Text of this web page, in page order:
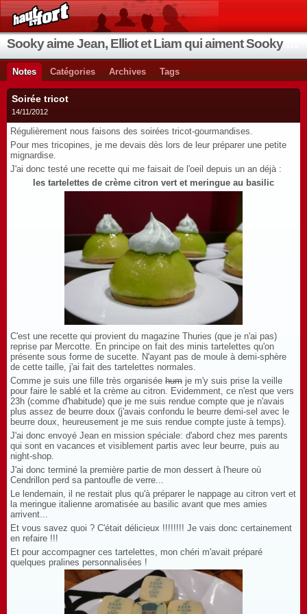
Notes Catégories Archives Tags
Soirée tricot
14/11/2012
Régulièrement nous faisons des soirées tricot-gourmandises.
Pour mes tricopines, je me devais dès lors de leur préparer une petite
mignardise.
J'ai donc testé une recette qui me faisait de l'oeil depuis un an déjà :
les tartelettes de crème citron vert et meringue au basilic
C'est une recette qui provient du magazine Thuries (que je n'ai pas)
reprise par Mercotte. En principe on fait des minis tartelettes qu'on
présente sous forme de sucette. N'ayant pas de moule à demi-sphère
de cette taille, j'ai fait des tartelettes normales.
Comme je suis une fille très organisée hum je m'y suis prise la veille
pour faire le sablé et la crème au citron. Evidemment, ce n'est que vers
23h (comme d'habitude) que je me suis rendue compte que je n'avais
plus assez de beurre doux (j'avais confondu le beurre demi-sel avec le
beurre doux, heureusement je me suis rendue compte juste à temps).
J'ai donc envoyé Jean en mission spéciale: d'abord chez mes parents
qui sont en vacances et visiblement partis avec leur beurre, puis au
night-shop.
J'ai donc terminé la première partie de mon dessert à l'heure où
Cendrillon perd sa pantoufle de verre...
Le lendemain, il ne restait plus qu'à préparer le nappage au citron vert et
la meringue italienne aromatisée au basilic avant que mes amies
arrivent...
Et vous savez quoi ? C'était délicieux !!!!!!!! Je vais donc certainement
en refaire !!!
Et pour accompagner ces tartelettes, mon chéri m'avait préparé
quelques pralines personnalisées !